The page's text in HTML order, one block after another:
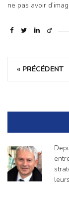
ne pas avoir
« PRÉCÉDENT